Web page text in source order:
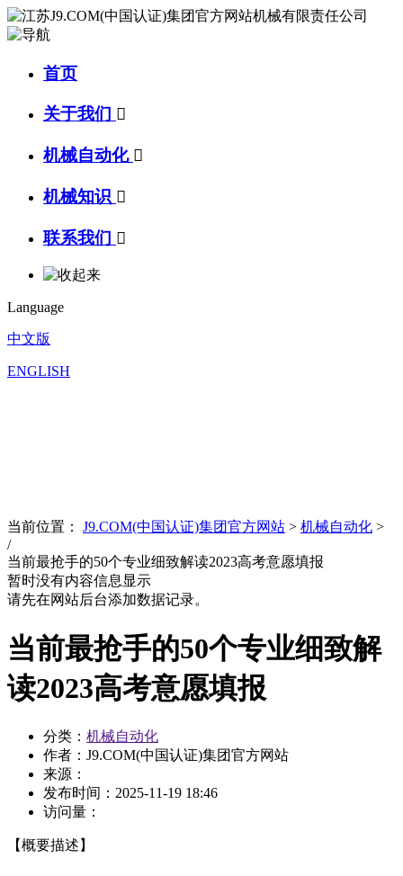
首页
关于我们 
机械自动化 
机械知识 
联系我们 
Language
中文版
ENGLISH
当前位置： J9.COM(中国认证)集团官方网站 > 机械自动化 >
/
当前最抢手的50个专业细致解读2023高考意愿填报
暂时没有内容信息显示
请先在网站后台添加数据记录。
当前最抢手的50个专业细致解
读2023高考意愿填报
分类： 机械自动化
作者：J9.COM(中国认证)集团官方网站
来源：
发布时间： 2025-11-19 18:46
访问量：
【概要描述】